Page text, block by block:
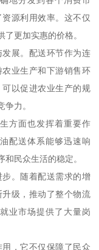
源利用效率。这不仅
更加实惠的价格。
展。配送环节作为连
业生产和下游销售环
以促进农业生产的规
力。
方面也发挥着重要作
配送体系能够迅速响
民众生活的稳定。
。随着配送需求的增
级，推动了整个物流
业市场提供了大量岗
，它不仅保障了民众